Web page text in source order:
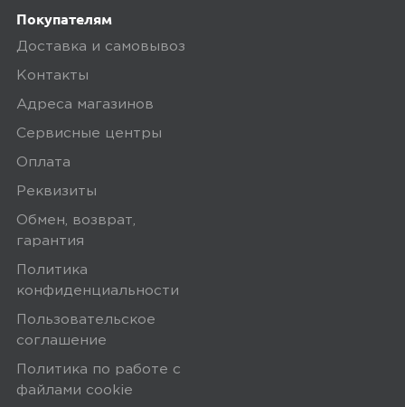
Покупателям
Доставка и самовывоз
Контакты
Адреса магазинов
Сервисные центры
Оплата
Реквизиты
Обмен, возврат,
гарантия
Политика
конфиденциальности
Пользовательское
соглашение
Политика по работе с
файлами сookie